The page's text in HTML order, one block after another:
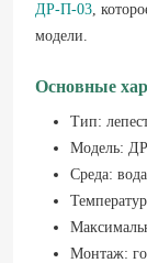
ДР-П-03 ,
модели.
Основные
Тип:
Модель:
Среда:
Монтаж: